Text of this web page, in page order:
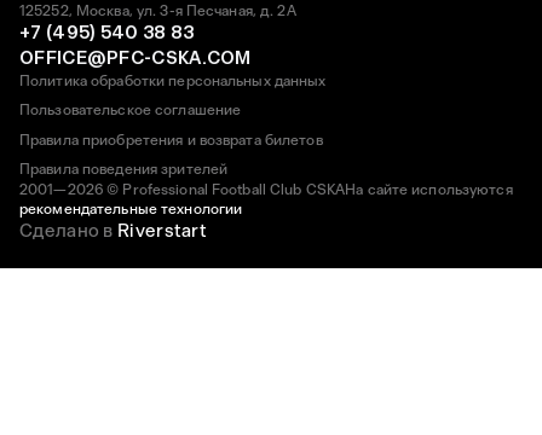
2001—2026 © Professional Football Club CSKAНа сайте используются
рекомендательные технологии
125252, Москва, ул. 3-я Песчаная, д. 2А
+7 (495) 540 38 83
OFFICE@PFC-CSKA.COM
Политика обработки персональных данных
Пользовательское соглашение
Правила приобретения и возврата билетов
Правила поведения зрителей
Сделано в Riverstart